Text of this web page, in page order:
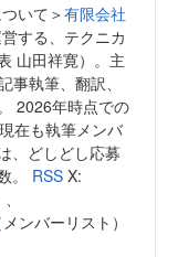
いて＞有限会社
する、テクニカ
山田祥寛）。主
事執筆、翻訳、
2026年時点での
在も執筆メンバ
、どしどし応募
。 RSS X:
メンバーリスト）